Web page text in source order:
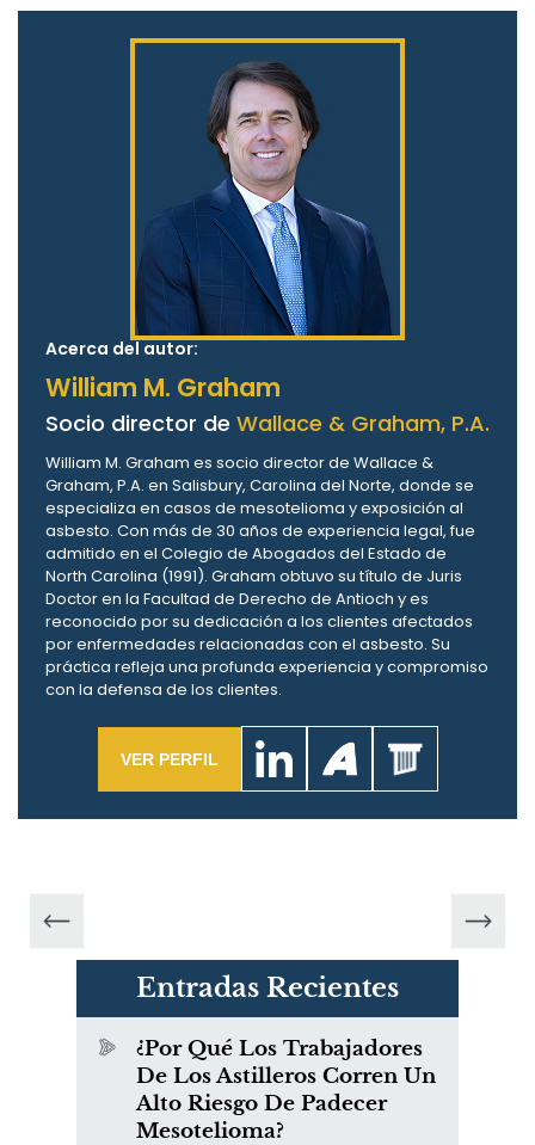
Acerca del autor:
William M. Graham
Socio director de Wallace & Graham, P.A.
William M. Graham es socio director de Wallace &
Graham, P.A. en Salisbury, Carolina del Norte, donde se
especializa en casos de mesotelioma y exposición al
asbesto. Con más de 30 años de experiencia legal, fue
admitido en el Colegio de Abogados del Estado de
North Carolina (1991). Graham obtuvo su título de Juris
Doctor en la Facultad de Derecho de Antioch y es
reconocido por su dedicación a los clientes afectados
por enfermedades relacionadas con el asbesto. Su
práctica refleja una profunda experiencia y compromiso
con la defensa de los clientes.
VER PERFIL
Entradas Recientes
¿Por Qué Los Trabajadores
De Los Astilleros Corren Un
Alto Riesgo De Padecer
Mesotelioma?